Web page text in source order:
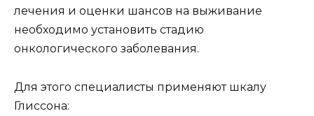
лечения и оценки шансов на выживание
необходимо установить стадию
онкологического заболевания.
Для этого специалисты применяют шкалу
Глиссона: